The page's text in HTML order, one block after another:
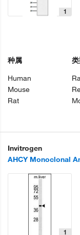
1
种属
Human
Mouse
Rat
Invitrogen
AHCY Monoclonal
1